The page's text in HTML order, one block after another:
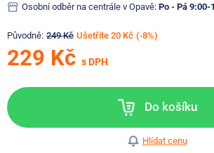
Osobní odběr na centrále v Opavě: Po - Pá 9:00-
Původně: 249 Kč Ušetříte 20 Kč (-8%)
229 Kč s DPH
Do košíku
Hlídat cenu